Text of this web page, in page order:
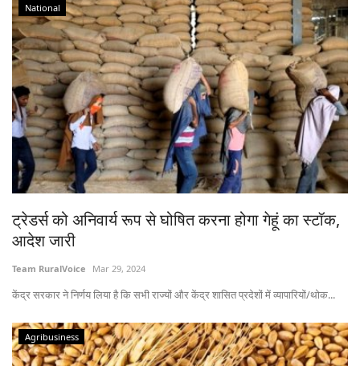
National
ट्रेडर्स को अनिवार्य रूप से घोषित करना होगा गेहूं का स्टॉक,
आदेश जारी
Team RuralVoice Mar 29, 2024
केंद्र सरकार ने निर्णय लिया है कि सभी राज्यों और केंद्र शासित प्रदेशों में व्यापारियों/थोक...
Agribusiness